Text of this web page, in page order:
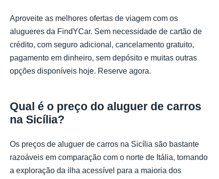
Aproveite as melhores ofertas de viagem com os
alugueres da FindYCar. Sem necessidade de cartão de
crédito, com seguro adicional, cancelamento gratuito,
pagamento em dinheiro, sem depósito e muitas outras
opções disponíveis hoje. Reserve agora.
Qual é o preço do aluguer de carros
na Sicília?
Os preços de aluguer de carros na Sicília são bastante
razoáveis em comparação com o norte de Itália, tornando
a exploração da ilha acessível para a maioria dos